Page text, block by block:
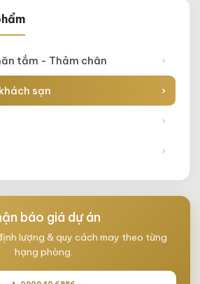
tắm - Thảm chân ›
sạn ›
›
›
báo giá dự án
lượng & quy cách may theo từng
hạng phòng.